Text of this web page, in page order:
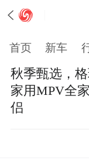
首页 新车
秋季甄选，
家用MPV全
侣